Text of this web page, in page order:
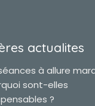
actualites
à allure
sont-elles
?